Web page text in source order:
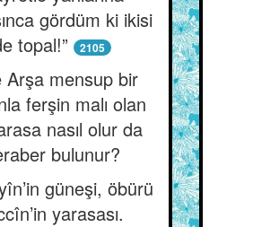
gördüm ki ikisi
topal!”
2105
Arşa mensup bir
ferşin malı olan
nasıl olur da
bulunur?
güneşi, öbürü
yarasası.